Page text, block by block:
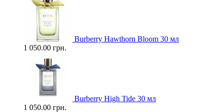
Burberry Hawthorn Bloom 30 мл
1 050.00 грн.
Burberry High Tide 30 мл
1 050.00 грн.